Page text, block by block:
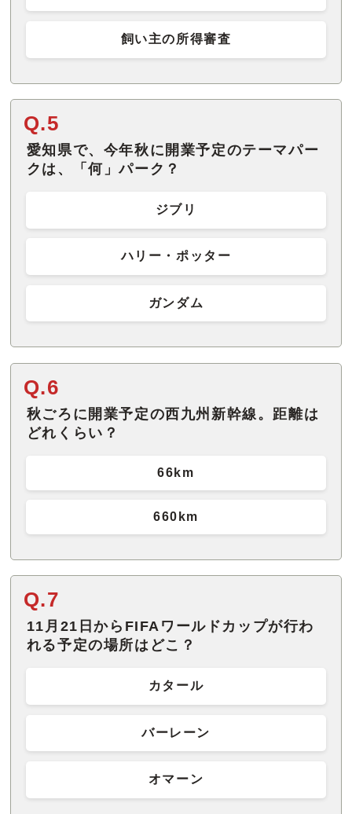
飼い主の所得審査
Q.5
愛知県で、今年秋に開業予定のテーマパー
クは、「何」パーク？
ジブリ
ハリー・ポッター
ガンダム
Q.6
秋ごろに開業予定の西九州新幹線。距離は
どれくらい？
66km
660km
Q.7
11月21日からFIFAワールドカップが行わ
れる予定の場所はどこ？
カタール
バーレーン
オマーン